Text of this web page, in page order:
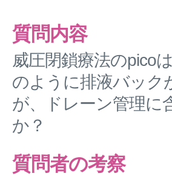
質問内容
威圧閉鎖療法のpico
のように排液バック
が、ドレーン管理に
か？
質問者の考察